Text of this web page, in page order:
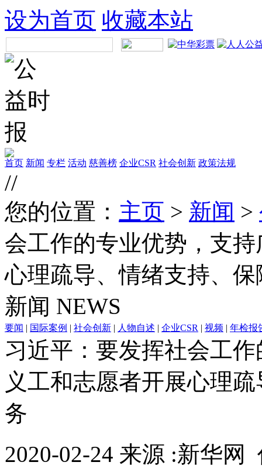
设为首页 收藏本站
首页 新闻 专栏 活动 慈善榜 企业CSR 社会创新 政策法规
//
您的位置： 主页 > 新闻 >
会工作的专业优势，支
心理疏导、情绪支持、
新闻 NEWS
要闻 | 国际案例 | 社会创新 | 人物自述 | 企业CSR | 视频 | 年检报
习近平：要发挥社会工
义工和志愿者开展心理
务
2020-02-24 来源 :新华网